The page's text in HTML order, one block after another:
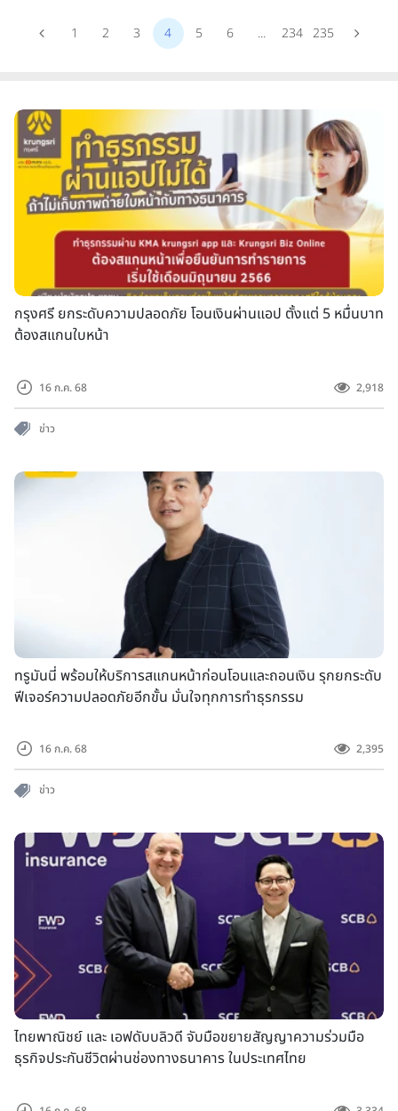
1 2 3 4 5 6 ... 234 235
กรุงศรี ยกระดับความปลอดภัย โอนเงินผ่านแอป ตั้งแต่ 5 หมื่นบาท
ต้องสแกนใบหน้า
16 ก.ค. 68 2,918
ข่าว
ทรูมันนี่ พร้อมให้บริการสแกนหน้าก่อนโอนและถอนเงิน รุกยกระดับ
ฟีเจอร์ความปลอดภัยอีกขั้น มั่นใจทุกการทำธุรกรรม
16 ก.ค. 68 2,395
ข่าว
ไทยพาณิชย์ และ เอฟดับบลิวดี จับมือขยายสัญญาความร่วมมือ
ธุรกิจประกันชีวิตผ่านช่องทางธนาคาร ในประเทศไทย